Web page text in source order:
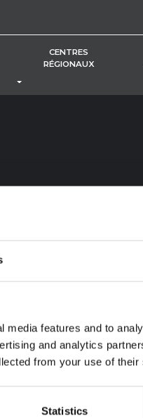
features and to
and analytics
from your use of
Statistics
CENTRES
RÉGIONAUX
BASCULER LE MENU